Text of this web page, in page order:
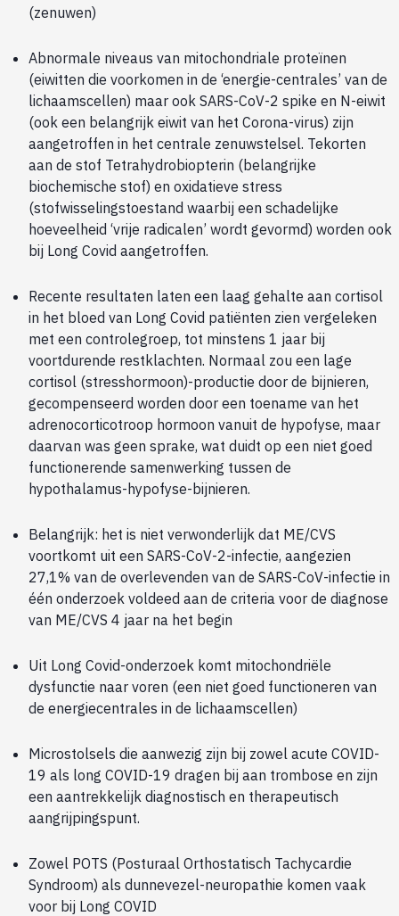
(zenuwen)
Abnormale niveaus van mitochondriale proteïnen
(eiwitten die voorkomen in de ‘energie-centrales’ van de
lichaamscellen) maar ook SARS-CoV-2 spike en N-eiwit
(ook een belangrijk eiwit van het Corona-virus) zijn
aangetroffen in het centrale zenuwstelsel. Tekorten
aan de stof Tetrahydrobiopterin (belangrijke
biochemische stof) en oxidatieve stress
(stofwisselingstoestand waarbij een schadelijke
hoeveelheid ‘vrije radicalen’ wordt gevormd) worden ook
bij Long Covid aangetroffen.
Recente resultaten laten een laag gehalte aan cortisol
in het bloed van Long Covid patiënten zien vergeleken
met een controlegroep, tot minstens 1 jaar bij
voortdurende restklachten. Normaal zou een lage
cortisol (stresshormoon)-productie door de bijnieren,
gecompenseerd worden door een toename van het
adrenocorticotroop hormoon vanuit de hypofyse, maar
daarvan was geen sprake, wat duidt op een niet goed
functionerende samenwerking tussen de
hypothalamus-hypofyse-bijnieren.
Belangrijk: het is niet verwonderlijk dat ME/CVS
voortkomt uit een SARS-CoV-2-infectie, aangezien
27,1% van de overlevenden van de SARS-CoV-infectie in
één onderzoek voldeed aan de criteria voor de diagnose
van ME/CVS 4 jaar na het begin
Uit Long Covid-onderzoek komt mitochondriële
dysfunctie naar voren (een niet goed functioneren van
de energiecentrales in de lichaamscellen)
Microstolsels die aanwezig zijn bij zowel acute COVID-
19 als long COVID-19 dragen bij aan trombose en zijn
een aantrekkelijk diagnostisch en therapeutisch
aangrijpingspunt.
Zowel POTS (Posturaal Orthostatisch Tachycardie
Syndroom) als dunnevezel-neuropathie komen vaak
voor bij Long COVID